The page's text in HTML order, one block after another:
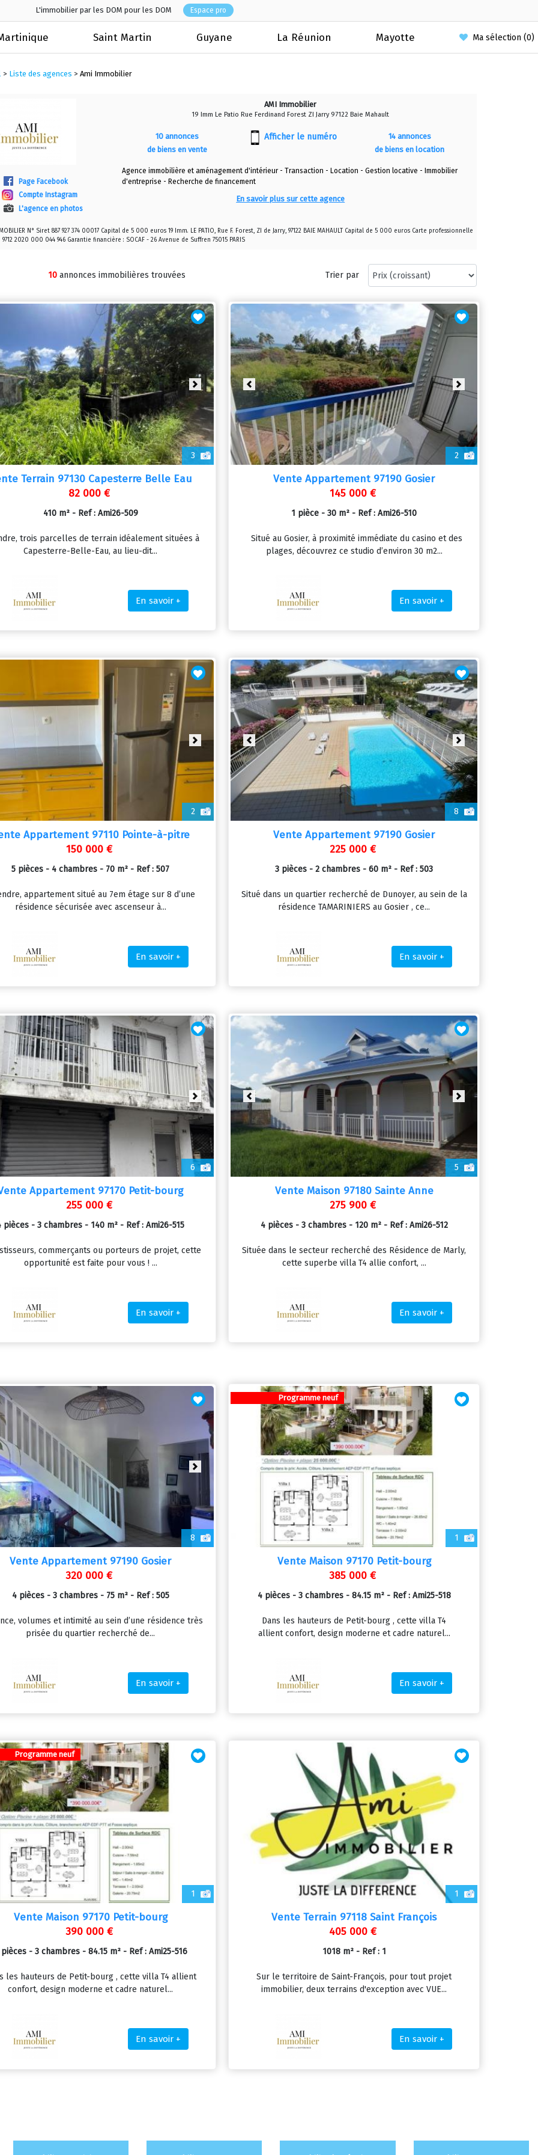
L'immobilier par les DOM pour les DOM Espace pro
Saint Martin Guyane La Réunion Mayotte Ma sélection (0)
> Liste des agences > Ami Immobilier
Page Facebook
Compte Instagram
L'agence en photos
AMI Immobilier
19 Imm Le Patio Rue Ferdinand Forest ZI Jarry 97122 Baie Mahault
10 annonces
de biens en vente
Afficher le numéro
14 annonces
de biens en location
Agence immobilière et aménagement d'intérieur - Transaction - Location - Gestion locative - Immobilier
d'entreprise - Recherche de financement
En savoir plus sur cette agence
N° Siret 887 927 374 00017 Capital de 5 000 euros 19 Imm. LE PATIO, Rue F. Forest, ZI de Jarry, 97122 BAIE MAHAULT Capital de 5 000 euros Carte professionnelle
9712 2020 000 044 946 Garantie financière : SOCAF - 26 Avenue de Suffren 75015 PARIS
10annonces immobilières trouvées Trier par
3
Next
Terrain 97130 Capesterre Belle Eau
82 000 €
410 m² - Ref : Ami26-509
trois parcelles de terrain idéalement situées à
Capesterre-Belle-Eau, au lieu-dit...
En savoir +
2
Previous Next
Vente Appartement 97190 Gosier
145 000 €
1 pièce - 30 m² - Ref : Ami26-510
Situé au Gosier, à proximité immédiate du casino et des
plages, découvrez ce studio d’environ 30 m2...
En savoir +
2
Next
Appartement 97110 Pointe-à-pitre
150 000 €
5 pièces - 4 chambres - 70 m² - Ref : 507
appartement situé au 7em étage sur 8 d’une
résidence sécurisée avec ascenseur à...
En savoir +
8
Previous Next
Vente Appartement 97190 Gosier
225 000 €
3 pièces - 2 chambres - 60 m² - Ref : 503
Situé dans un quartier recherché de Dunoyer, au sein de la
résidence TAMARINIERS au Gosier , ce...
En savoir +
6
Next
Appartement 97170 Petit-bourg
255 000 €
pièces - 3 chambres - 140 m² - Ref : Ami26-515
commerçants ou porteurs de projet, cette
opportunité est faite pour vous ! ...
En savoir +
5
Previous Next
Vente Maison 97180 Sainte Anne
275 900 €
4 pièces - 3 chambres - 120 m² - Ref : Ami26-512
Située dans le secteur recherché des Résidence de Marly,
cette superbe villa T4 allie confort, ...
En savoir +
8
Next
Vente Appartement 97190 Gosier
320 000 €
4 pièces - 3 chambres - 75 m² - Ref : 505
volumes et intimité au sein d’une résidence très
prisée du quartier recherché de...
En savoir +
Programme neuf
1
Vente Maison 97170 Petit-bourg
385 000 €
4 pièces - 3 chambres - 84.15 m² - Ref : Ami25-518
Dans les hauteurs de Petit-bourg , cette villa T4
allient confort, design moderne et cadre naturel...
En savoir +
Programme neuf
1
Vente Maison 97170 Petit-bourg
390 000 €
- 3 chambres - 84.15 m² - Ref : Ami25-516
les hauteurs de Petit-bourg , cette villa T4 allient
confort, design moderne et cadre naturel...
En savoir +
1
Vente Terrain 97118 Saint François
405 000 €
1018 m² - Ref : 1
Sur le territoire de Saint-François, pour tout projet
immobilier, deux terrains d'exception avec VUE...
En savoir +